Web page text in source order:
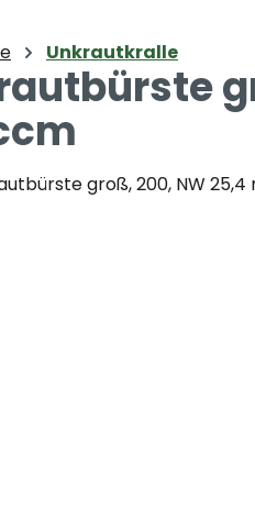
Unkrautkralle